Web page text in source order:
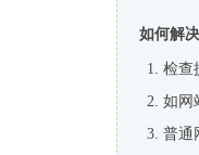
如何解
检查
如网
普通